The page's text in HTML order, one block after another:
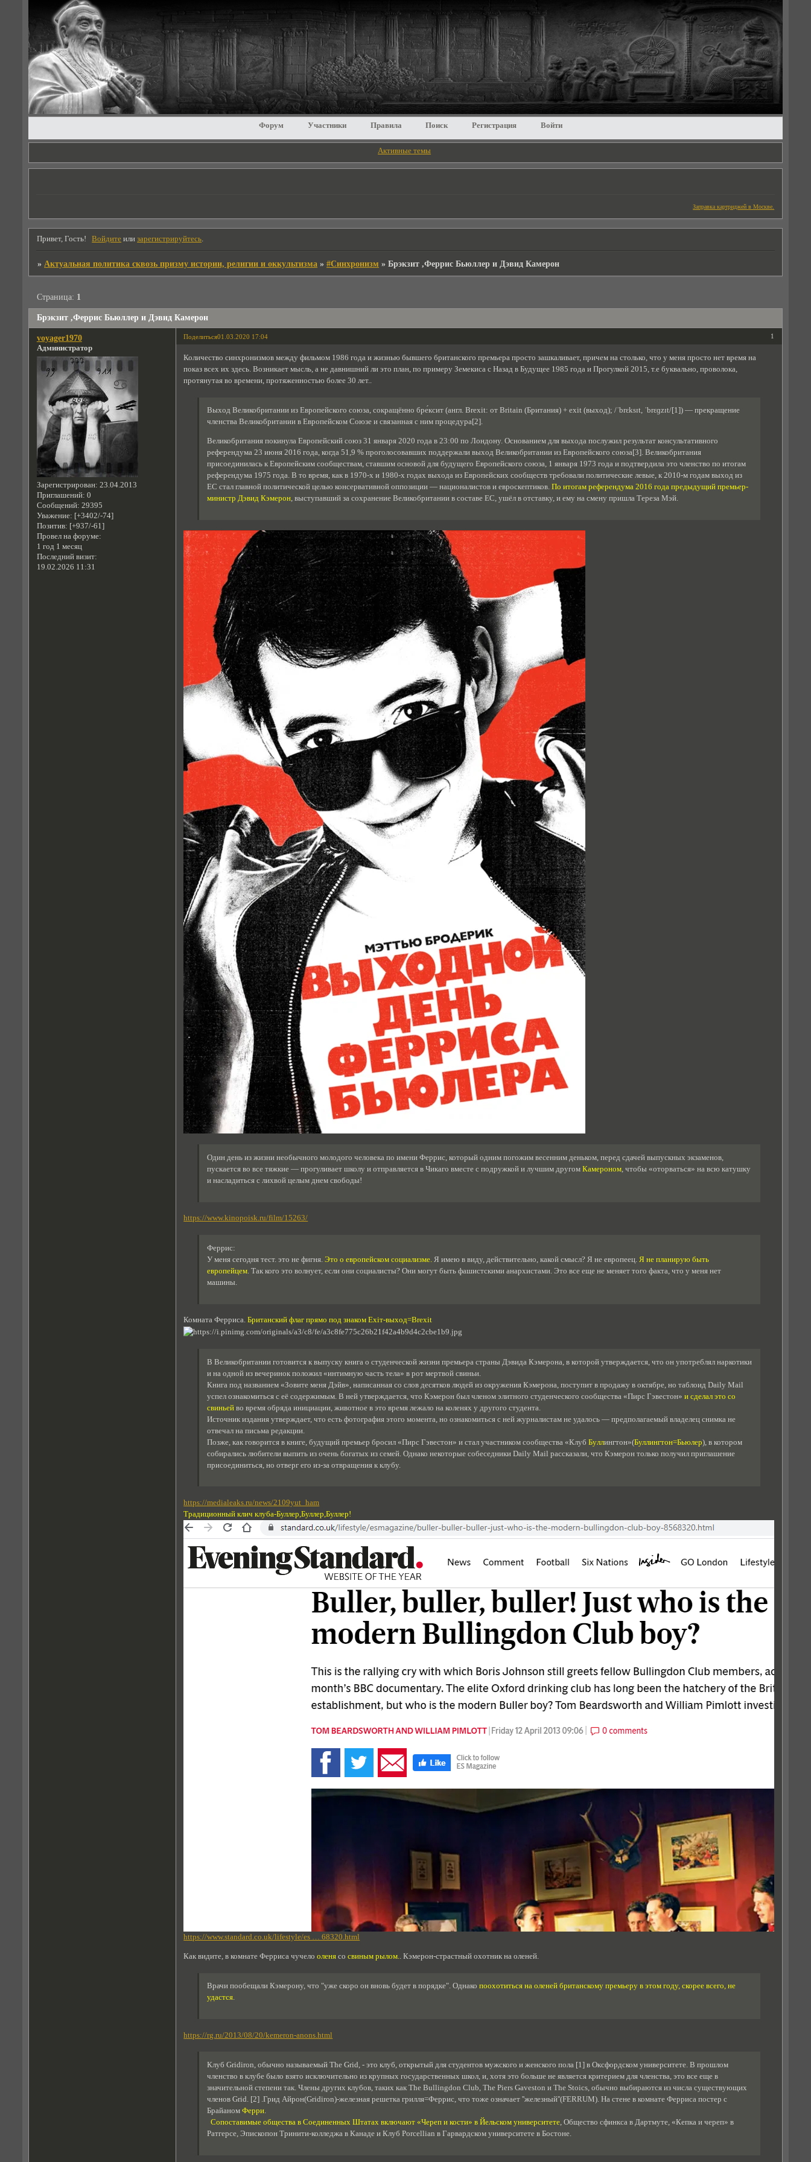
Форум Участники Правила Поиск Регистрация Войти
Активные темы
Заправка картриджей в Москве.
Привет, Гость! Войдите илизарегистрируйтесь.
» Актуальная политика сквозь призму истории, религии и оккультизма »#Синхронизм »Брэкзит ,Феррис Бьюллер и Дэвид Камерон
Брэкзит ,Феррис Бьюллер и Дэвид Камерон
Страница: 1
Поделиться 1
01.03.2020 17:04
voyager1970
Администратор
Зарегистрирован: 23.04.2013
Приглашений: 0
Сообщений: 29395
Уважение: [+3402/-74]
Позитив: [+937/-61]
Провел на форуме:
1 год 1 месяц
Последний визит:
19.02.2026 11:31
Количество синхронизмов между фильмом 1986 года и жизнью бывшего британского премьера просто зашкаливает, причем на столько, что у меня просто нет время на
показ всех их здесь. Возникает мысль, а не давнишний ли это план, по примеру Земекиса с Назад в Будущее 1985 года и Прогулкой 2015, т.е буквально, проволока,
протянутая во времени, протяженностью более 30 лет..
Выход Великобритании из Европейского союза, сокращённо бре́ксит (англ. Brexit: от Britain (Британия) + exit (выход); /ˈbrɛksɪt, ˈbrɛɡzɪt/[1]) — прекращение
членства Великобритании в Европейском Союзе и связанная с ним процедура[2].
Великобритания покинула Европейский союз 31 января 2020 года в 23:00 по Лондону. Основанием для выхода послужил результат консультативного
референдума 23 июня 2016 года, когда 51,9 % проголосовавших поддержали выход Великобритании из Европейского союза[3]. Великобритания
присоединилась к Европейским сообществам, ставшим основой для будущего Европейского союза, 1 января 1973 года и подтвердила это членство по итогам
референдума 1975 года. В то время, как в 1970-х и 1980-х годах выхода из Европейских сообществ требовали политические левые, к 2010-м годам выход из
ЕС стал главной политической целью консервативной оппозиции — националистов и евроскептиков. По итогам референдума 2016 года предыдущий премьер-
министр Дэвид Кэмерон, выступавший за сохранение Великобритании в составе ЕС, ушёл в отставку, и ему на смену пришла Тереза Мэй.
Один день из жизни необычного молодого человека по имени Феррис, который одним погожим весенним деньком, перед сдачей выпускных экзаменов,
пускается во все тяжкие — прогуливает школу и отправляется в Чикаго вместе с подружкой и лучшим другом Камероном, чтобы «оторваться» на всю катушку
и насладиться с лихвой целым днем свободы!
https://www.kinopoisk.ru/film/15263/
Феррис:
У меня сегодня тест. это не фигня. Это о европейском социализме. Я имею в виду, действительно, какой смысл? Я не европеец.Я не планирую быть
европейцем. Так кого это волнует, если они социалисты? Они могут быть фашистскими анархистами. Это все еще не меняет того факта, что у меня нет
машины.
Комната Ферриса.Британский флаг прямо под знаком Ехiт-выход=Brexit
В Великобритании готовится к выпуску книга о студенческой жизни премьера страны Дэвида Кэмерона, в которой утверждается, что он употреблял наркотики
и на одной из вечеринок положил «интимную часть тела» в рот мертвой свиньи.
Книга под названием «Зовите меня Дэйв», написанная со слов десятков людей из окружения Кэмерона, поступит в продажу в октябре, но таблоид Daily Mail
успел ознакомиться с её содержимым. В ней утверждается, что Кэмерон был членом элитного студенческого сообщества «Пирс Гэвестон» и сделал это со
свиньейво время обряда инициации, животное в это время лежало на коленях у другого студента.
Источник издания утверждает, что есть фотография этого момента, но ознакомиться с ней журналистам не удалось — предполагаемый владелец снимка не
отвечал на письма редакции.
Позже, как говорится в книге, будущий премьер бросил «Пирс Гэвестон» и стал участником сообщества «Клуб Бyллингтон»(Буллингтон=Бьюлер), в котором
собирались любители выпить из очень богатых из семей. Однако некоторые собеседники Daily Mail рассказали, что Кэмерон только получил приглашение
присоединиться, но отверг его из-за отвращения к клубу.
https://medialeaks.ru/news/2109yut_ham
Традиционный клич клуба-Буллер,Буллер,Буллер!
https://www.standard.co.uk/lifestyle/es … 68320.html
Как видите, в комнате Ферриса чучелооленя сосвиным рылом. . Кэмерон-страстный охотник на оленей.
Врачи пообещали Кэмерону, что "уже скоро он вновь будет в порядке". Однако поохотиться на оленей британскому премьеру в этом году, скорее всего, не
удастся.
https://rg.ru/2013/08/20/kemeron-anons.html
Клуб Gridiron, обычно называемый The Grid, - это клуб, открытый для студентов мужского и женского пола [1] в Оксфордском университете. В прошлом
членство в клубе было взято исключительно из крупных государственных школ, и, хотя это больше не является критерием для членства, это все еще в
значительной степени так. Члены других клубов, таких как The Bullingdon Club, The Piers Gaveston и The Stoics, обычно выбираются из числа существующих
членов Grid. [2] .Грид Айрон(Gridiron)-железная решетка грилля=Феррис, что тоже означает ''железный''(FERRUM). На стене в комнате Ферриса постер с
Брайаном Ферри.
Сопоставимые общества в Соединенных Штатах включают «Череп и кости» в Йельском университете, Общество сфинкса в Дартмуте, «Кепка и череп» в
Ратгерсе, Эпископон Тринити-колледжа в Канаде и Клуб Porcellian в Гарвардском университете в Бостоне.